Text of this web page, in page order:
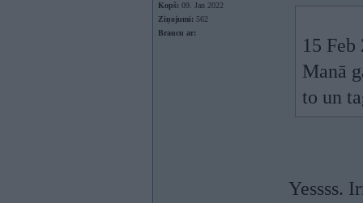
Kopš: 09. Jan 2022
Ziņojumi: 562
Braucu ar:
15
Manā
to un
Yessss.